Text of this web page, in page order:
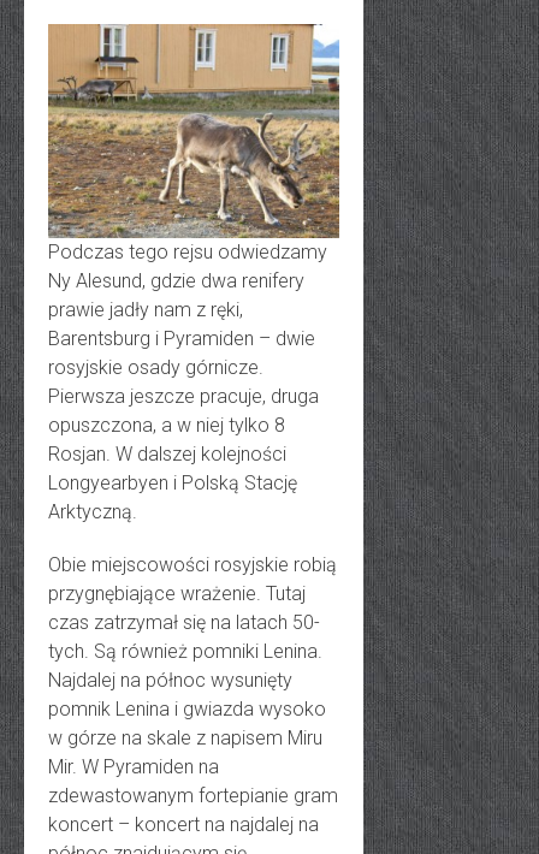
Podczas tego rejsu odwiedzamy
Ny Alesund, gdzie dwa renifery
prawie jadły nam z ręki,
Barentsburg i Pyramiden – dwie
rosyjskie osady górnicze.
Pierwsza jeszcze pracuje, druga
opuszczona, a w niej tylko 8
Rosjan. W dalszej kolejności
Longyearbyen i Polską Stację
Arktyczną.
Obie miejscowości rosyjskie robią
przygnębiające wrażenie. Tutaj
czas zatrzymał się na latach 50-
tych. Są również pomniki Lenina.
Najdalej na północ wysunięty
pomnik Lenina i gwiazda wysoko
w górze na skale z napisem Miru
Mir. W Pyramiden na
zdewastowanym fortepianie gram
koncert – koncert na najdalej na